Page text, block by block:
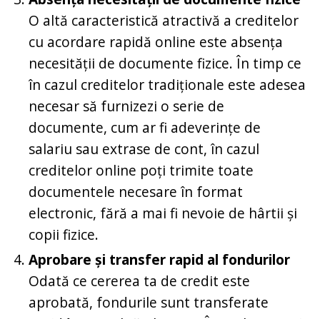
O altă caracteristică atractivă a creditelor
cu acordare rapidă online este absența
necesității de documente fizice. În timp ce
în cazul creditelor tradiționale este adesea
necesar să furnizezi o serie de
documente, cum ar fi adeverințe de
salariu sau extrase de cont, în cazul
creditelor online poți trimite toate
documentele necesare în format
electronic, fără a mai fi nevoie de hârtii și
copii fizice.
Aprobare și transfer rapid al fondurilor
Odată ce cererea ta de credit este
aprobată, fondurile sunt transferate